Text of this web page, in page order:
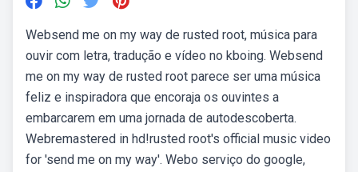
Websend me on my way de rusted root, música para
ouvir com letra, tradução e vídeo no kboing. Websend
me on my way de rusted root parece ser uma música
feliz e inspiradora que encoraja os ouvintes a
embarcarem em uma jornada de autodescoberta.
Webremastered in hd!rusted root's official music video
for 'send me on my way'. Webo serviço do google,